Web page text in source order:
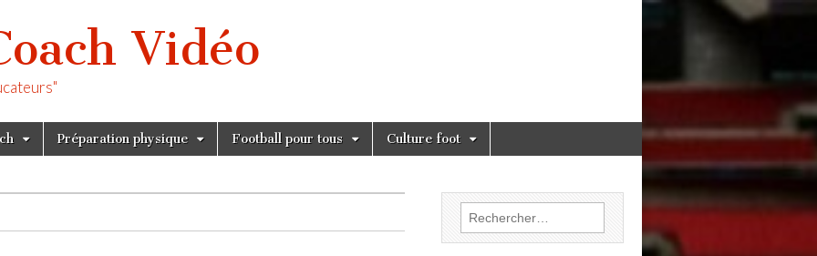
Vidéo
Préparation physique Football pour tous Culture foot
Rechercher :